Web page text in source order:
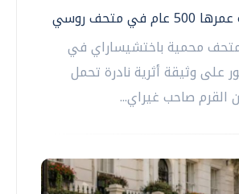
متحف روسي
محمية باختشيساراي في
على وثيقة أثرية نادرة تحمل
القرم صاحب غيراي...